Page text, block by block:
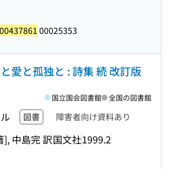
00437861 00025353
愛と孤独と : 詩集 続 改訂版
図書 障害者向け資料あり
], 中島完 訳国文社1999.2
国立国会図書館 全国の図書館